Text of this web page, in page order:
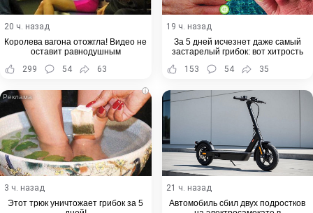
20 ч. назад
Королева вагона отожгла! Видео не
оставит равнодушным
299
54 63
19 ч. назад
За 5 дней исчезнет даже самый
застарелый грибок: вот хитрость
153
54 35
i
3 ч. назад
Этот трюк уничтожает грибок за 5
21 ч. назад
Автомобиль сбил двух подростков